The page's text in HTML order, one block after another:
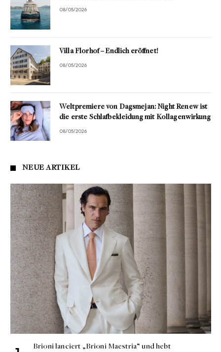
08/05/2026
Villa Florhof – Endlich eröffnet!
08/05/2026
Weltpremiere von Dagsmejan: Night Renew ist
die erste Schlafbekleidung mit Kollagenwirkung
08/05/2026
NEUE ARTIKEL
Brioni lanciert „Brioni Maestria“ und hebt